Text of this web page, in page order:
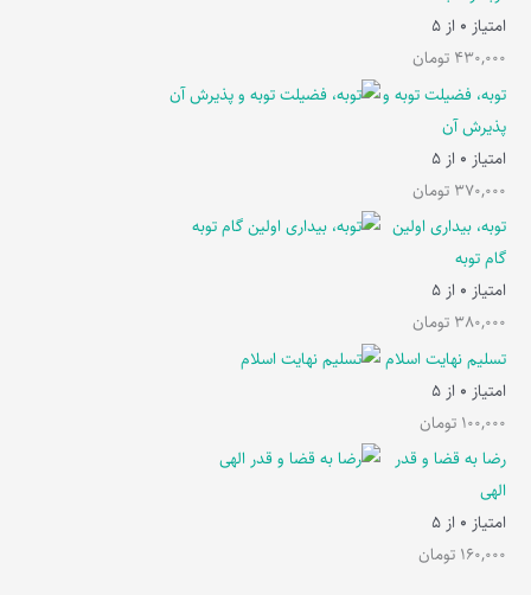
امتیاز 0 از 5
430,000 تومان
توبه، فضیلت توبه و
پذیرش آن
امتیاز 0 از 5
370,000 تومان
توبه، بیداری اولین
گام توبه
امتیاز 0 از 5
380,000 تومان
تسلیم نهایت اسلام
امتیاز 0 از 5
100,000 تومان
رضا به قضا و قدر
الهی
امتیاز 0 از 5
160,000 تومان